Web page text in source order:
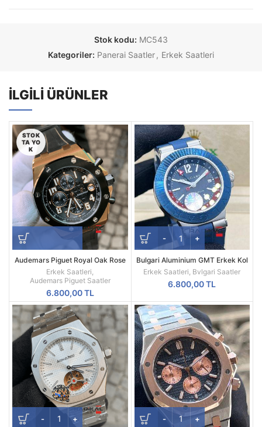
Stok kodu: MC543
Kategoriler: Panerai Saatler , Erkek Saatleri
İLGILI ÜRÜNLER
STOK
TA YO
K
Audemars Piguet Royal Oak Rose
Kasa Siyah Kadran Replika Erkek
Saati
Erkek Saatleri,
Audemars Piguet Saatler
6.800,00TL
Bulgari Aluminium GMT Erkek Kol
Saati
Erkek Saatleri, Bvlgari Saatler
6.800,00TL